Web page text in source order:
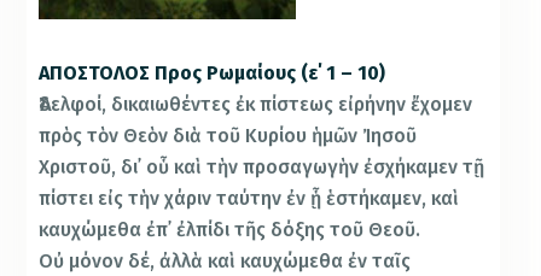
ΑΠΟΣΤΟΛΟΣ Προς Ρωμαίους (ε΄ 1 – 10)
Ἀδελφοί, δικαιωθέντες ἐκ πίστεως εἰρήνην ἔχομεν
πρὸς τὸν Θεὸν διὰ τοῦ Κυρίου ἡμῶν Ἰησοῦ
Χριστοῦ, δι᾿ οὗ καὶ τὴν προσαγωγὴν ἐσχήκαμεν τῇ
πίστει εἰς τὴν χάριν ταύτην ἐν ᾗ ἑστήκαμεν, καὶ
καυχώμεθα ἐπ᾿ ἐλπίδι τῆς δόξης τοῦ Θεοῦ.
Οὐ μόνον δέ, ἀλλὰ καὶ καυχώμεθα ἐν ταῖς